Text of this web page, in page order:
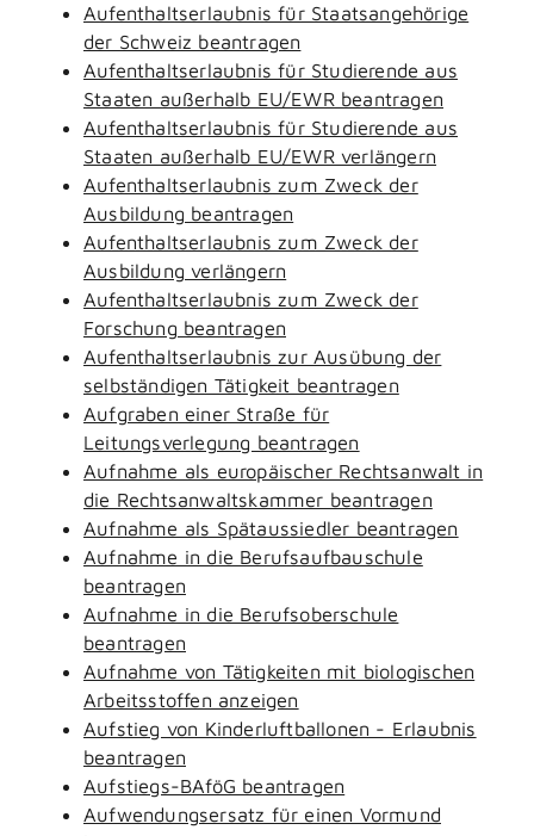
Aufenthaltserlaubnis für Staatsangehörige
der Schweiz beantragen
Aufenthaltserlaubnis für Studierende aus
Staaten außerhalb EU/EWR beantragen
Aufenthaltserlaubnis für Studierende aus
Staaten außerhalb EU/EWR verlängern
Aufenthaltserlaubnis zum Zweck der
Ausbildung beantragen
Aufenthaltserlaubnis zum Zweck der
Ausbildung verlängern
Aufenthaltserlaubnis zum Zweck der
Forschung beantragen
Aufenthaltserlaubnis zur Ausübung der
selbständigen Tätigkeit beantragen
Aufgraben einer Straße für
Leitungsverlegung beantragen
Aufnahme als europäischer Rechtsanwalt in
die Rechtsanwaltskammer beantragen
Aufnahme als Spätaussiedler beantragen
Aufnahme in die Berufsaufbauschule
beantragen
Aufnahme in die Berufsoberschule
beantragen
Aufnahme von Tätigkeiten mit biologischen
Arbeitsstoffen anzeigen
Aufstieg von Kinderluftballonen - Erlaubnis
beantragen
Aufstiegs-BAföG beantragen
Aufwendungsersatz für einen Vormund